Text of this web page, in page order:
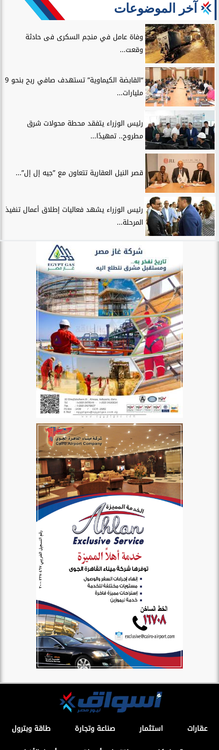
آخر الموضوعات
وفاة عامل في منجم السكرى فى حادثة
وقعت...
“القابضة الكيماوية” تستهدف صافي ربح بنحو 9
مليارات...
رئيس الوزراء يتفقد محطة محولات شرق
مطروح.. تمهيدًا...
قصر النيل العقارية تتعاون مع ”جيه إل إل”...
رئيس الوزراء يشهد فعاليات إطلاق أعمال تنفيذ
المرحلة...
عقارات استثمار صناعة وتجارة
طاقة وبترول